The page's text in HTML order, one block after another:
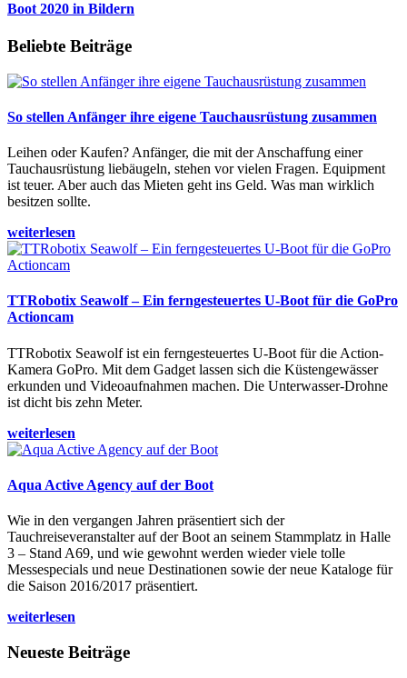
Boot 2020 in Bildern
Beliebte Beiträge
So stellen Anfänger ihre eigene Tauchausrüstung zusammen
Leihen oder Kaufen? Anfänger, die mit der Anschaffung einer
Tauchausrüstung liebäugeln, stehen vor vielen Fragen. Equipment
ist teuer. Aber auch das Mieten geht ins Geld. Was man wirklich
besitzen sollte.
weiterlesen
TTRobotix Seawolf – Ein ferngesteuertes U-Boot für die GoPro
Actioncam
TTRobotix Seawolf ist ein ferngesteuertes U-Boot für die Action-
Kamera GoPro. Mit dem Gadget lassen sich die Küstengewässer
erkunden und Videoaufnahmen machen. Die Unterwasser-Drohne
ist dicht bis zehn Meter.
weiterlesen
Aqua Active Agency auf der Boot
Wie in den vergangen Jahren präsentiert sich der
Tauchreiseveranstalter auf der Boot an seinem Stammplatz in Halle
3 – Stand A69, und wie gewohnt werden wieder viele tolle
Messespecials und neue Destinationen sowie der neue Kataloge für
die Saison 2016/2017 präsentiert.
weiterlesen
Neueste Beiträge